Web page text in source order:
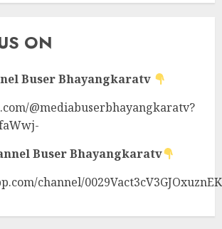
ON
Buser Bhayangkaratv
@mediabuserbhayangkaratv?
Buser Bhayangkaratv
channel/